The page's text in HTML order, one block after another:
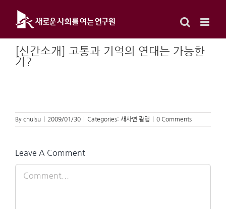
content
[신간소개] 고통과 기억의 연대는 가능한
가?
By chulsu 2009/01/30 Categories: 새사연 칼럼 0 Comments
Leave A Comment